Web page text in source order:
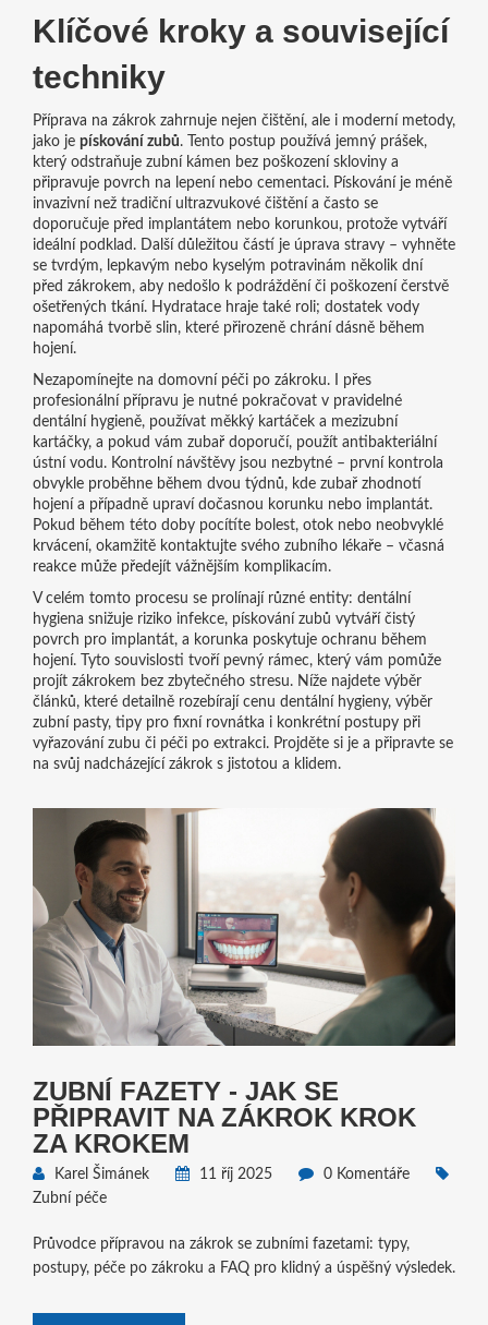
Klíčové kroky a související
techniky
Příprava na zákrok zahrnuje nejen čištění, ale i moderní metody,
jako je pískování zubů. Tento postup používá jemný prášek,
který odstraňuje zubní kámen bez poškození skloviny a
připravuje povrch na lepení nebo cementaci. Pískování je méně
invazivní než tradiční ultrazvukové čištění a často se
doporučuje před implantátem nebo korunkou, protože vytváří
ideální podklad. Další důležitou částí je úprava stravy – vyhněte
se tvrdým, lepkavým nebo kyselým potravinám několik dní
před zákrokem, aby nedošlo k podráždění či poškození čerstvě
ošetřených tkání. Hydratace hraje také roli; dostatek vody
napomáhá tvorbě slin, které přirozeně chrání dásně během
hojení.
Nezapomínejte na domovní péči po zákroku. I přes
profesionální přípravu je nutné pokračovat v pravidelné
dentální hygieně, používat měkký kartáček a mezizubní
kartáčky, a pokud vám zubař doporučí, použít antibakteriální
ústní vodu. Kontrolní návštěvy jsou nezbytné – první kontrola
obvykle proběhne během dvou týdnů, kde zubař zhodnotí
hojení a případně upraví dočasnou korunku nebo implantát.
Pokud během této doby pocítíte bolest, otok nebo neobvyklé
krvácení, okamžitě kontaktujte svého zubního lékaře – včasná
reakce může předejít vážnějším komplikacím.
V celém tomto procesu se prolínají různé entity: dentální
hygiena snižuje riziko infekce, pískování zubů vytváří čistý
povrch pro implantát, a korunka poskytuje ochranu během
hojení. Tyto souvislosti tvoří pevný rámec, který vám pomůže
projít zákrokem bez zbytečného stresu. Níže najdete výběr
článků, které detailně rozebírají cenu dentální hygieny, výběr
zubní pasty, tipy pro fixní rovnátka i konkrétní postupy při
vyřazování zubu či péči po extrakci. Projděte si je a připravte se
na svůj nadcházející zákrok s jistotou a klidem.
ZUBNÍ FAZETY - JAK SE
PŘIPRAVIT NA ZÁKROK KROK
ZA KROKEM
Karel Šimánek 11 říj 2025
0 Komentáře
Zubní péče
Průvodce přípravou na zákrok se zubními fazetami: typy,
postupy, péče po zákroku a FAQ pro klidný a úspěšný výsledek.